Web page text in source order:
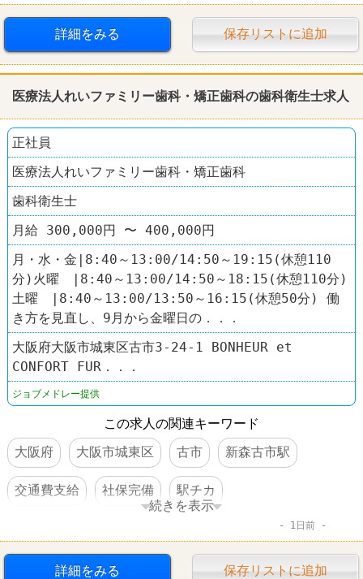
詳細をみる 保存リストに追加
医療法人れいファミリー歯科・矯正歯科の歯科衛生士求人
正社員
医療法人れいファミリー歯科・矯正歯科
歯科衛生士
月給 300,000円 〜 400,000円
月・水・金|8:40～13:00/14:50～19:15(休憩110
分)火曜 |8:40～13:00/14:50～18:15(休憩110分)
土曜 |8:40～13:00/13:50～16:15(休憩50分) 働
き方を見直し、9月から金曜日の．．．
大阪府大阪市城東区古市3-24-1 BONHEUR et
CONFORT FUR．．．
ジョブメドレー提供
この求人の関連キーワード
大阪府
大阪市城東区 古市 新森古市駅
交通費支給 社保完備 駅チカ
続きを表示
1日前
詳細をみる 保存リストに追加